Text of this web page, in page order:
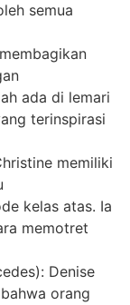
semua
ada di lemari
terinspirasi
memiliki
kelas atas. Ia
memotret
Denise
orang